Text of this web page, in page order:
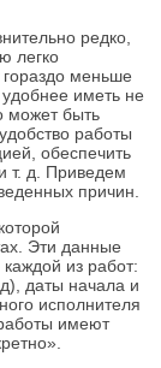
редко,
легко
гораздо меньше
иметь не
может быть
работы
обеспечить
т. д. Приведем
причин.
Эти данные
из работ:
даты начала и
исполнителя
имеют